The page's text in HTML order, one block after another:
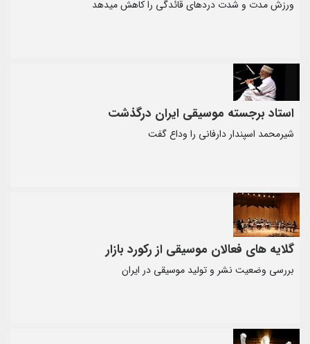
ورزش مدت و شدت دردهای قائدگی را کاهش میدهد
استاد برجسته موسیقی ایران درگذشت
شیرمحمد اسپندار دارفانی را وداع گفت
گلایه های فعالان موسیقی از رکورد بازار
بررسی وضعیت نشر و تولید موسیقی در ایران